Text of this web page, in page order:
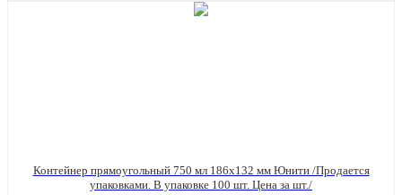
Контейнер прямоугольный 750 мл 186х132 мм Юнити /Продается
упаковками. В упаковке 100 шт. Цена за шт./